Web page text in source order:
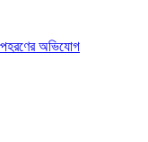
অভিযোগ